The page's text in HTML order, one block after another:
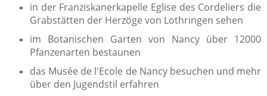
in der Franziskanerkapelle Eglise des Cordeliers die
Grabstätten der Herzöge von Lothringen sehen
im Botanischen Garten von Nancy über 12000
Pfanzenarten bestaunen
das Musée de l'Ecole de Nancy besuchen und mehr
über den Jugendstil erfahren